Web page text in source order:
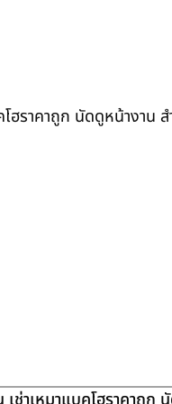
ฮราคาถูก นัดดูหน้างาน ส